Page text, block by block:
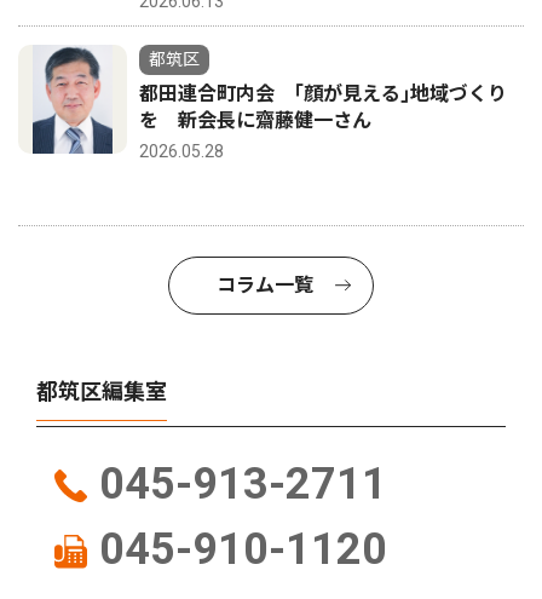
都筑区
都田連合町内会 ｢顔が見える｣地域づくり
を 新会長に齋藤健一さん
2026.05.28
コラム一覧
都筑区編集室
045-913-2711
045-910-1120